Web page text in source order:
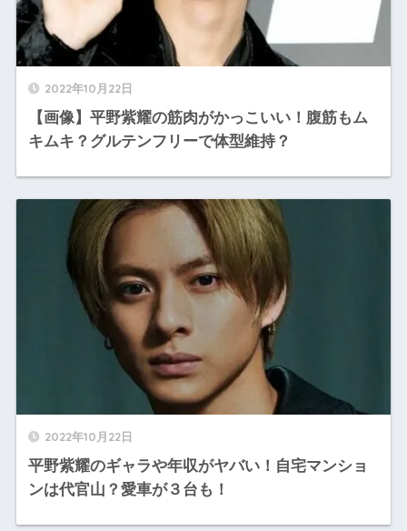
2022年10月22日
【画像】平野紫耀の筋肉がかっこいい！腹筋もム
キムキ？グルテンフリーで体型維持？
2022年10月22日
平野紫耀のギャラや年収がヤバい！自宅マンショ
ンは代官山？愛車が３台も！